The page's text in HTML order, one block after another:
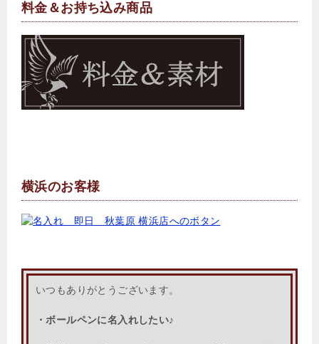
料金＆お持ち込み商品
横浜のお客様
いつもありがとうございます。
・ボールペンに名入れしたい♪